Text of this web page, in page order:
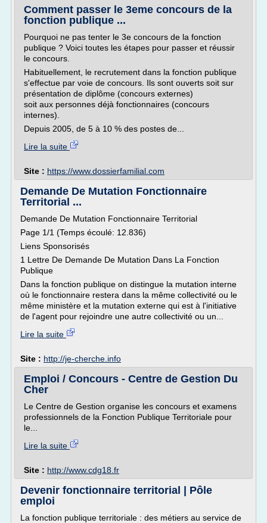
Comment passer le 3eme concours de la
fonction publique ...
Pourquoi ne pas tenter le 3e concours de la fonction
publique ? Voici toutes les étapes pour passer et réussir
le concours.
Habituellement, le recrutement dans la fonction publique
s'effectue par voie de concours. Ils sont ouverts soit sur
pré­sentation de diplôme (concours externes)
soit aux personnes déjà fonctionnaires (concours
internes).
Depuis 2005, de 5 à 10 % des postes de...
Lire la suite
Site : https://www.dossierfamilial.com
Demande De Mutation Fonctionnaire
Territorial ...
Demande De Mutation Fonctionnaire Territorial
Page 1/1 (Temps écoulé: 12.836)
Liens Sponsorisés
1 Lettre De Demande De Mutation Dans La Fonction
Publique
Dans la fonction publique on distingue la mutation interne
où le fonctionnaire restera dans la même collectivité ou le
même ministère et la mutation externe qui est à l'initiative
de l'agent pour rejoindre une autre collectivité ou un...
Lire la suite
Site : http://je-cherche.info
Emploi / Concours - Centre de Gestion Du
Cher
Le Centre de Gestion organise les concours et examens
professionnels de la Fonction Publique Territoriale pour
le...
Lire la suite
Site : http://www.cdg18.fr
Devenir fonctionnaire territorial | Pôle
emploi
La fonction publique territoriale : des métiers au service de